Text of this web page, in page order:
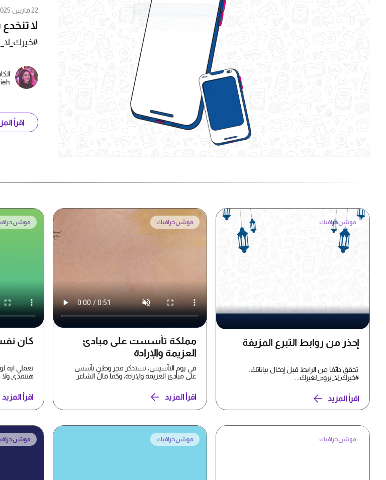
22 مارس 2025
لا
اقرأ
موشن جرافيك
إحذر من روابط التبرع المزيفة
تحقق دائمًا من الرابط قبل إدخال بياناتك.
#خيرك_لا_يروح_لغيرك...
اقرأ المزيد
موشن جرافيك
مملكة تأسست على مبادئ
العزيمة والإرادة
في يوم التأسيس، نستذكر فجر وطنٍ تأسس
على مبادئ العزيمة والإرادة، وكما قال الشاعر
اقرأ المزيد
موشن
كان
تعملي ايه
هتنفذي ولا
اقرأ المزيد
موشن جرافيك موشن جرافيك موشن